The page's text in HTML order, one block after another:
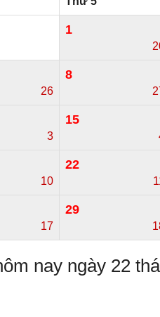
1
26
8
3
15
10
22
17
29
nay ngày 22